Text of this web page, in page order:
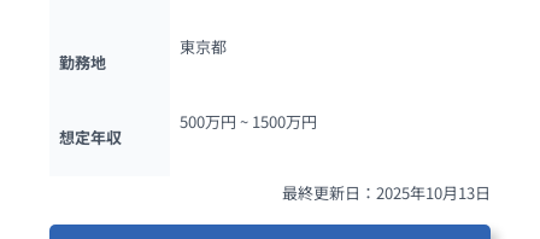
勤務地
東京都
想定年収
500万円 ~ 1500万円
最終更新日：2025年10月13日